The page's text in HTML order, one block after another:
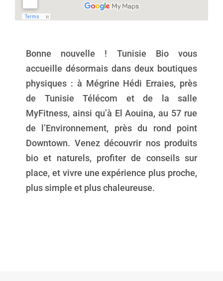
Bonne nouvelle ! Tunisie Bio vous
accueille désormais dans deux boutiques
physiques : à Mégrine Hédi Erraies, près
de Tunisie Télécom et de la salle
MyFitness, ainsi qu’à El Aouina, au 57 rue
de l’Environnement, près du rond point
Downtown. Venez découvrir nos produits
bio et naturels, profiter de conseils sur
place, et vivre une expérience plus proche,
plus simple et plus chaleureuse.